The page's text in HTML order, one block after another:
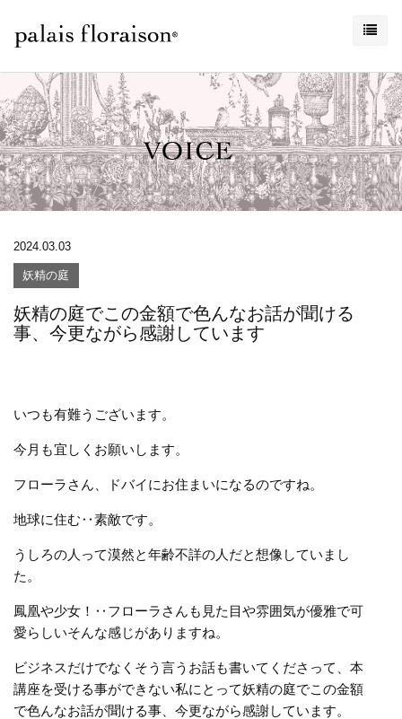
2024.03.03
妖精の庭
妖精の庭でこの金額で色んなお話が聞ける
事、今更ながら感謝しています
いつも有難うございます。
今月も宜しくお願いします。
フローラさん、ドバイにお住まいになるのですね。
地球に住む‥素敵です。
うしろの人って漠然と年齢不詳の人だと想像していまし
た。
鳳凰や少女！‥フローラさんも見た目や雰囲気が優雅で可
愛らしいそんな感じがありますね。
ビジネスだけでなくそう言うお話も書いてくださって、本
講座を受ける事ができない私にとって妖精の庭でこの金額
で色んなお話が聞ける事、今更ながら感謝しています。